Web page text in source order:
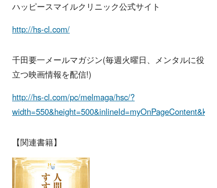
ハッピースマイルクリニック公式サイト
http://hs-cl.com/
千田要一メールマガジン(毎週火曜日、メンタルに役
立つ映画情報を配信!)
http://hs-cl.com/pc/melmaga/hsc/?
【関連書籍】